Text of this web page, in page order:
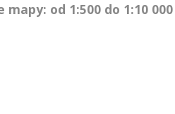
od 1:500 do 1:10 000